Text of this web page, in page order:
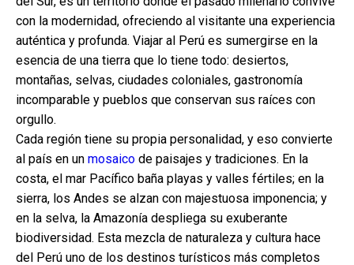
con la modernidad, ofreciendo al visitante una experiencia
auténtica y profunda. Viajar al Perú es sumergirse en la
esencia de una tierra que lo tiene todo: desiertos,
montañas, selvas, ciudades coloniales, gastronomía
incomparable y pueblos que conservan sus raíces con
orgullo.
Cada región tiene su propia personalidad, y eso convierte
al país en un mosaico de paisajes y tradiciones. En la
costa, el mar Pacífico baña playas y valles fértiles; en la
sierra, los Andes se alzan con majestuosa imponencia; y
en la selva, la Amazonía despliega su exuberante
biodiversidad. Esta mezcla de naturaleza y cultura hace
del Perú uno de los destinos turísticos más completos